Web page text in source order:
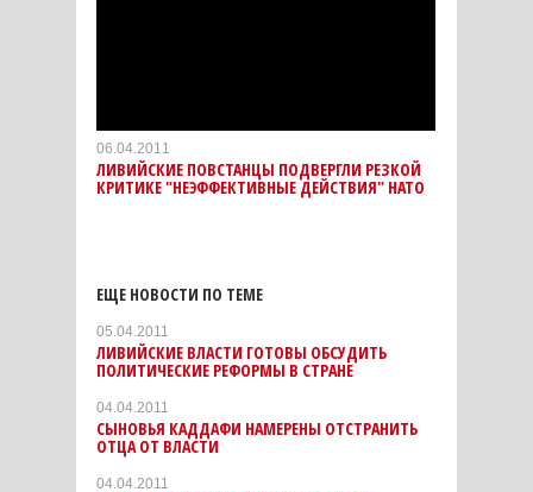
06.04.2011
ЛИВИЙСКИЕ ПОВСТАНЦЫ ПОДВЕРГЛИ РЕЗКОЙ
КРИТИКЕ "НЕЭФФЕКТИВНЫЕ ДЕЙСТВИЯ" НАТО
ЕЩЕ НОВОСТИ ПО ТЕМЕ
05.04.2011
ЛИВИЙСКИЕ ВЛАСТИ ГОТОВЫ ОБСУДИТЬ
ПОЛИТИЧЕСКИЕ РЕФОРМЫ В СТРАНЕ
04.04.2011
СЫНОВЬЯ КАДДАФИ НАМЕРЕНЫ ОТСТРАНИТЬ
ОТЦА ОТ ВЛАСТИ
04.04.2011